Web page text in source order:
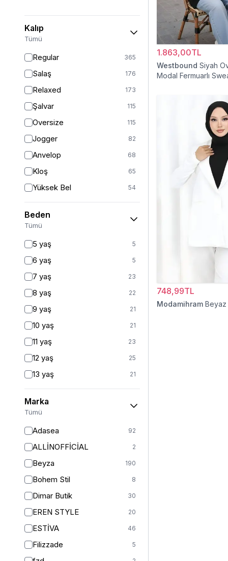
Kalıp
Tümü
Regular 365
Salaş 176
Relaxed 173
Şalvar 115
Oversize 115
Jogger 82
Anvelop 68
Kloş 65
Yüksek Bel 54
Geniş Paça 40
Palazzo 27
Kargo
Beden
Tümü
5 yaş 5
6 yaş 5
7 yaş 23
8 yaş 22
9 yaş 21
10 yaş 21
11 yaş 23
12 yaş 25
13 yaş 21
14 yaş 24
2 (44-46-48) 7
Marka
Tümü
Adasea 92
ALLİNOFFİCİAL 2
Beyza 190
Bohem Stil 8
Dimar Butik 30
EREN STYLE 20
ESTİVA 46
Filizzade 5
1.863,00TL
Westbound Siyah
Modal Fermuarlı
748,99TL
Modamihram